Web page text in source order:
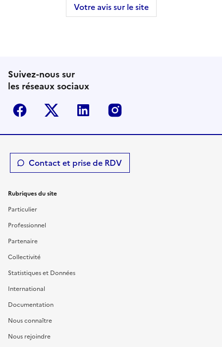
Votre avis sur le site
Suivez-nous sur
les réseaux sociaux
Facebook Twitter-X Linkedin
Contact et prise de RDV
Rubriques du site
Particulier
Professionnel
Partenaire
Collectivité
Statistiques et Données
International
Documentation
Nous connaître
Nous rejoindre